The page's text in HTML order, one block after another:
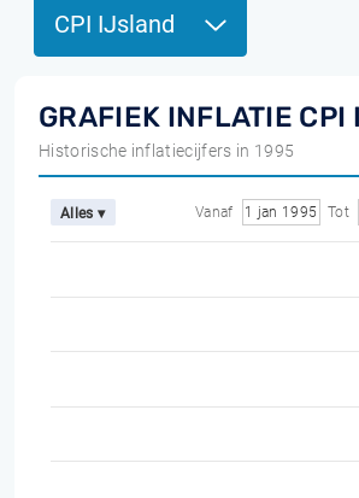
CPI IJsland
GRAFIEK INFLATIE
Historische inflatiecijfers in 1995
Alles ▾ Vanaf 1 jan 1995 Tot